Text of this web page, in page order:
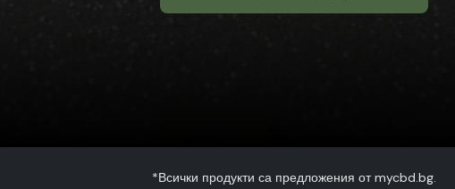
*Всички продукти са предложения от mycbd.bg.